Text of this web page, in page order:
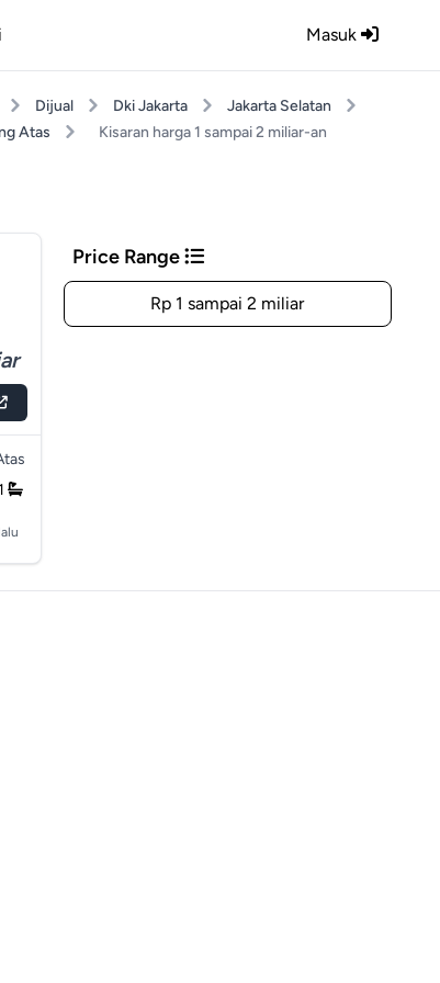
Masuk
Dijual Dki Jakarta
Jakarta Selatan
Atas Kisaran harga 1 sampai 2 miliar-an
Price Range
Rp 1 sampai 2 miliar